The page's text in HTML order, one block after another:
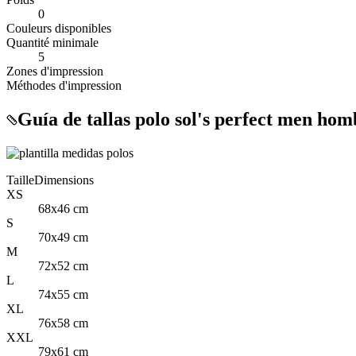
0
Couleurs disponibles
Quantité minimale
5
Zones d'impression
Méthodes d'impression
Guía de tallas polo sol's perfect men
TailleDimensions
XS
68x46 cm
S
70x49 cm
M
72x52 cm
L
74x55 cm
XL
76x58 cm
XXL
79x61 cm